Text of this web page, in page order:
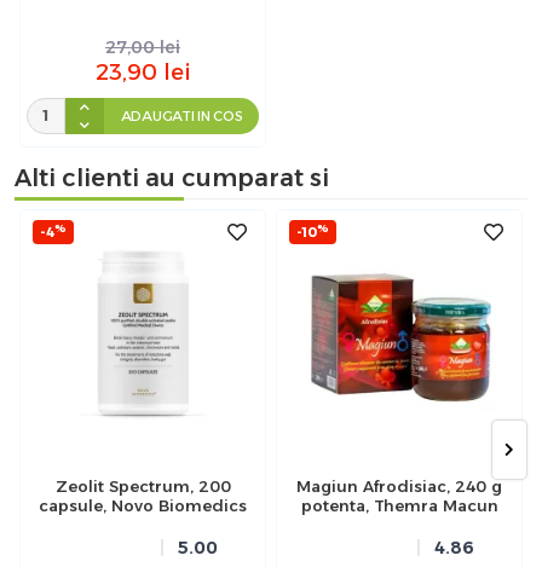
27,00 lei
23,90 lei
ADAUGATI IN COS
Alti clienti au cumparat si
-4%
Zeolit Spectrum, 200
capsule, Novo Biomedics
5.00
-10%
Magiun Afrodisiac, 240 g
potenta, Themra Macun
4.86